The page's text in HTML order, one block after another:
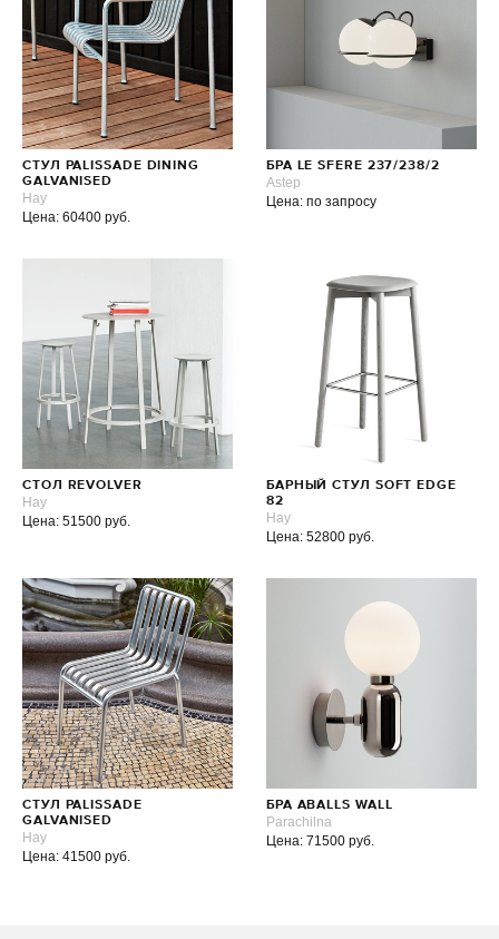
СТУЛ PALISSADE DINING
GALVANISED
Hay
Цена: 60400 руб.
БРА LE SFERE 237/238/2
Astep
Цена: по запросу
СТОЛ REVOLVER
Hay
Цена: 51500 руб.
БАРНЫЙ СТУЛ SOFT EDGE
82
Hay
Цена: 52800 руб.
СТУЛ PALISSADE
GALVANISED
Hay
Цена: 41500 руб.
БРА ABALLS WALL
Parachilna
Цена: 71500 руб.